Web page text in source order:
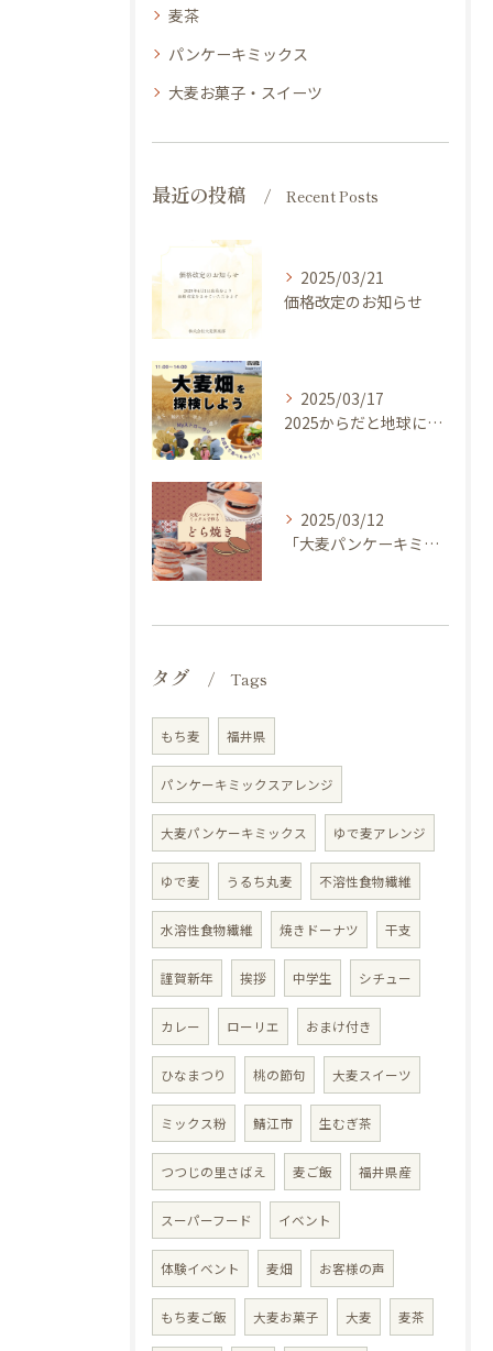
麦茶
パンケーキミックス
大麦お菓子・スイーツ
最近の投稿 Recent Posts
2025/03/21
価格改定のお知らせ
2025/03/17
2025からだと地球にやさしい大麦de体験しよう ～ 今年のキャッチフレーズは 『大麦畑を探検しよう！』イベントのご案内
2025/03/12
「大麦パンケーキミックス」を使ってどら焼き作ってみませんか？
タグ Tags
もち麦 福井県
パンケーキミックスアレンジ
大麦パンケーキミックス ゆで麦アレンジ
ゆで麦 うるち丸麦 不溶性食物繊維
水溶性食物繊維 焼きドーナツ 干支
謹賀新年 挨拶 中学生 シチュー
カレー ローリエ おまけ付き
ひなまつり 桃の節句 大麦スイーツ
ミックス粉 鯖江市 生むぎ茶
つつじの里さばえ 麦ご飯 福井県産
スーパーフード イベント
体験イベント 麦畑 お客様の声
もち麦ご飯 大麦お菓子 大麦 麦茶